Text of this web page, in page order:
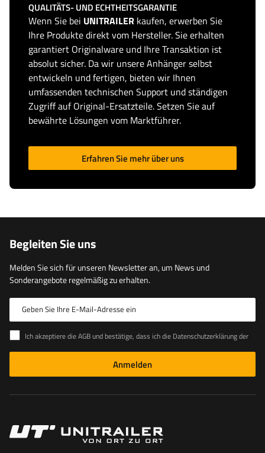
QUALITÄTS- UND ECHTHEITSGARANTIE
Wenn Sie bei UNITRAILER kaufen, erwerben Sie
Ihre Produkte direkt vom Hersteller. Sie erhalten
garantiert Originalware und Ihre Transaktion ist
absolut sicher. Da wir unsere Anhänger selbst
entwickeln und fertigen, bieten wir Ihnen
umfassenden technischen Support und ständigen
Zugriff auf Original-Ersatzteile. Setzen Sie auf
bewährte Lösungen vom Marktführer.
Erfahren Sie mehr über uns
Begleiten Sie uns
Melden Sie sich für unseren Newsletter an, um News und
Sonderangebote regelmäßig zu erhalten.
Geben Sie Ihre E-Mail-Adresse ein
Ich akzeptiere die AGB und bestätige, dass ich die Datenschutzerklärung der Website zur Kenntnis genommen habe
Anmelden